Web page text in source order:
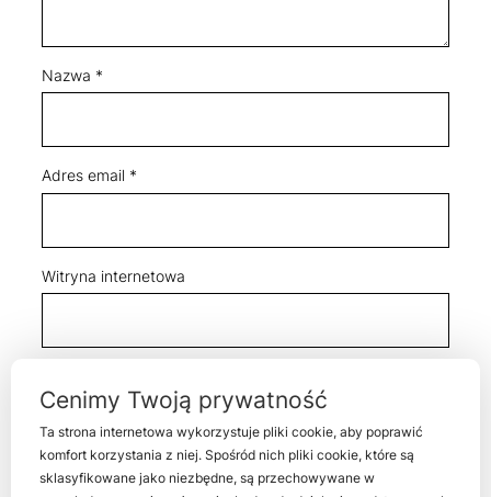
Nazwa *
Adres email *
Witryna internetowa
pisania kolejnych komentarzy.
Cenimy Twoją prywatność
Ta strona internetowa wykorzystuje pliki cookie, aby poprawić
komfort korzystania z niej. Spośród nich pliki cookie, które są
sklasyfikowane jako niezbędne, są przechowywane w